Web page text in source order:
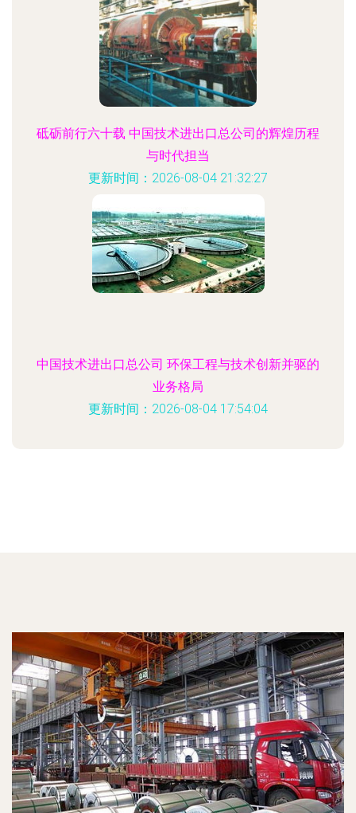
砥砺前行六十载 中国技术进出口总公司的辉煌历程
与时代担当
更新时间：2026-08-04 21:32:27
中国技术进出口总公司 环保工程与技术创新并驱的
业务格局
更新时间：2026-08-04 17:54:04